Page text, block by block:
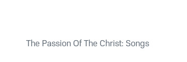
The Passion Of The Christ: Songs